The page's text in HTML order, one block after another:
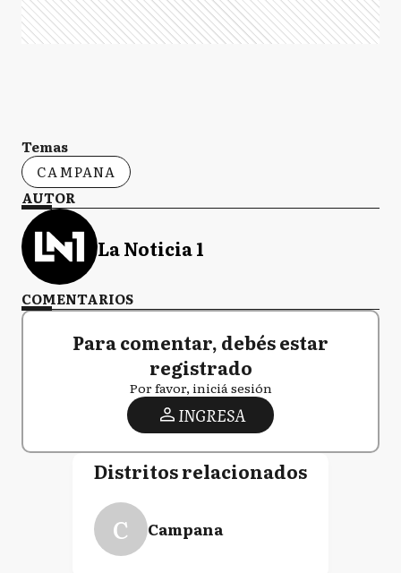
Temas
CAMPANA
AUTOR
La Noticia 1
COMENTARIOS
Para comentar, debés estar
registrado
Por favor, iniciá sesión
INGRESA
Distritos relacionados
C Campana